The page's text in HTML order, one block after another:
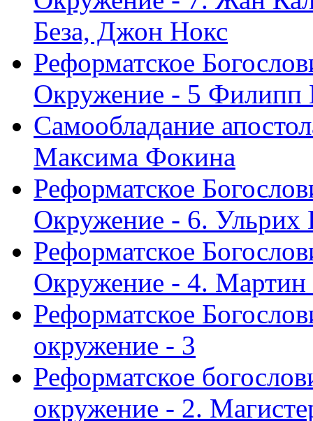
Беза, Джон Нокс
Реформатское
Окружение - 5 Филипп
Самообладание
Максима Фокина
Реформатское
Окружение - 6. Ульрих
Реформатское
Окружение - 4.
Реформатское
окружение - 3
Реформатское
окружение - 2.